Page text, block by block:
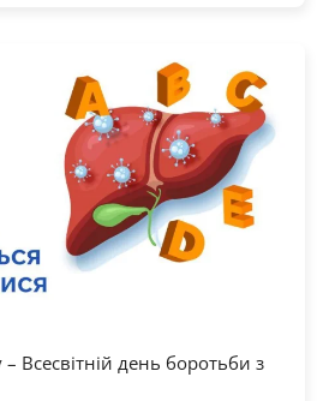
Всесвітній день боротьби з